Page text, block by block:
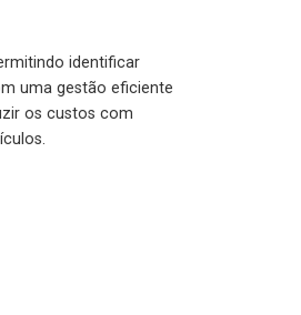
identificar
uma gestão eficiente
os custos com